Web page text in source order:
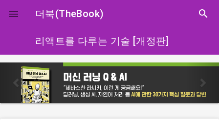
close
 더북(TheBook) search
리액트를 다루는 기술 [개정판]
p
r
e
n
e
x